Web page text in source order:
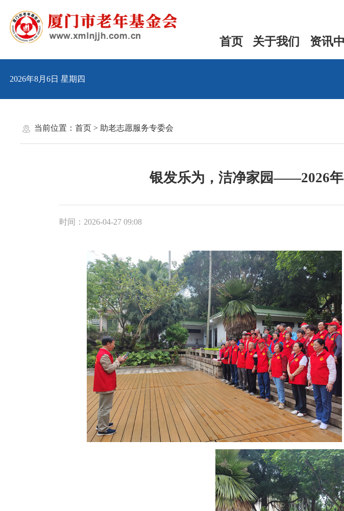
首页 关于我们 资讯
2026年8月6日 星期四
当前位置：首页 > 助老志愿服务专委会
银发乐为，洁净家园——2026
时间：2026-04-27 09:08